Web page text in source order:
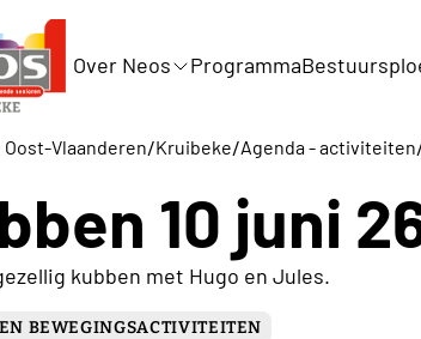
Over Neos Programma
Vlaanderen/Kruibeke/Agenda - activiteiten
10 juni
kubben met Hugo en Jules.
BEWEGINGSACTIVITEITEN